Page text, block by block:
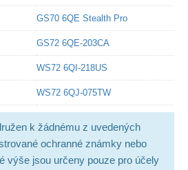
GS70 6QE Stealth Pro
GS72 6QE-203CA
WS72 6QI-218US
WS72 6QJ-075TW
k žádnému z uvedených
ochranné známky nebo
výše jsou určeny pouze pro účely